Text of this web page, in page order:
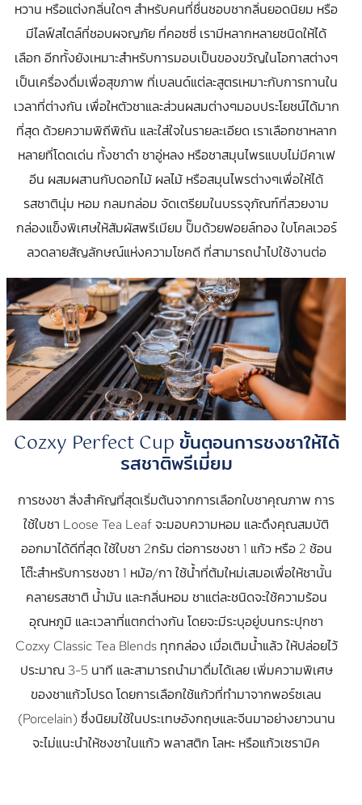
หวาน หรือแต่งกลิ่นใดๆ สำหรับคนที่ชื่นชอบชากลิ่นยอดนิยม หรือ
มีไลฟ์สไตล์ที่ชอบผจญภัย ที่คอซซี่ เรามีหลากหลายชนิดให้ได้
เลือก อีกทั้งยังเหมาะสำหรับการมอบเป็นของขวัญในโอกาสต่างๆ
เป็นเครื่องดื่มเพื่อสุขภาพ ที่เบลนด์แต่ละสูตรเหมาะกับการทานใน
เวลาที่ต่างกัน เพื่อใหตัวชาและส่วนผสมต่างๆมอบประโยชน์ได้มาก
ที่สุด ด้วยความพิถีพิถัน และใส่ใจในรายละเอียด เราเลือกชาหลาก
หลายที่โดดเด่น ทั้งชาดำ ชาอู่หลง หรือชาสมุนไพรแบบไม่มีคาเฟ
อีน ผสมผสานกับดอกไม้ ผลไม้ หรือสมุนไพรต่างๆเพื่อให้ได้
รสชาตินุ่ม หอม กลมกล่อม จัดเตรียมในบรรจุภัณฑ์ที่สวยงาม
กล่องแข็งพิเศษให้สัมผัสพรีเมียม ปั๊มด้วยฟอยล์ทอง ใบโคลเวอร์
ลวดลายสัญลักษณ์แห่งความโชคดี ที่สามารถนำไปใช้งานต่อ
Cozxy Perfect Cup ขั้นตอนการชงชาให้ได้
รสชาติพรีเมี่ยม
การชงชา สิ่งสำคัญที่สุดเริ่มต้นจากการเลือกใบชาคุณภาพ การ
ใช้ใบชา Loose Tea Leaf จะมอบความหอม และดึงคุณสมบัติ
ออกมาได้ดีที่สุด ใช้ใบชา 2กรัม ต่อการชงชา 1 แก้ว หรือ 2 ช้อน
โต๊ะสำหรับการชงชา 1 หม้อ/กา ใช้น้ำที่ต้มใหม่เสมอเพื่อให้ชานั้น
คลายรสชาติ น้ำมัน และกลิ่นหอม ชาแต่ละชนิดจะใช้ความร้อน
อุณหภูมิ และเวลาที่แตกต่างกัน โดยจะมีระบุอยู่บนกระปุกชา
Cozxy Classic Tea Blends ทุกกล่อง เมื่อเติมน้ำแล้ว ให้ปล่อยไว้
ประมาณ 3-5 นาที และสามารถนำมาดื่มได้เลย เพิ่มความพิเศษ
ของชาแก้วโปรด โดยการเลือกใช้แก้วที่ทำมาจากพอร์ซเลน
(Porcelain) ซึ่งนิยมใช้ในประเทษอังกฤษและจีนมาอย่างยาวนาน
จะไม่แนะนำให้ชงชาในแก้ว พลาสติก โลหะ หรือแก้วเซรามิค